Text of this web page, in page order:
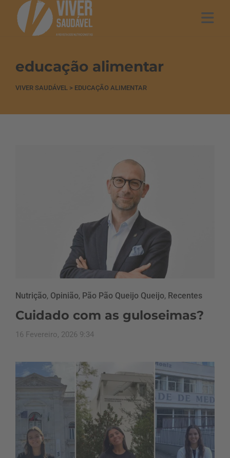
educação alimentar
VIVER SAUDÁVEL > EDUCAÇÃO ALIMENTAR
Nutrição, Opinião, Pão Pão Queijo Queijo, Recentes
Cuidado com as guloseimas?
16 Fevereiro, 2026 9:34